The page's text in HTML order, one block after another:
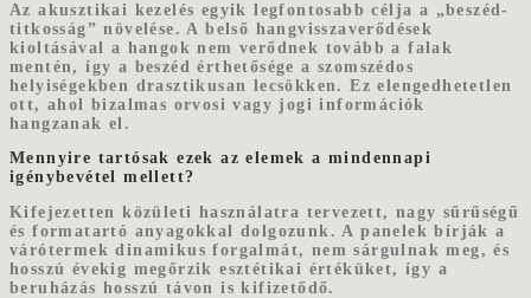
Az akusztikai kezelés egyik legfontosabb célja a „beszéd-
titkosság” növelése. A belső hangvisszaverődések
kioltásával a hangok nem verődnek tovább a falak
mentén, így a beszéd érthetősége a szomszédos
helyiségekben drasztikusan lecsökken. Ez elengedhetetlen
ott, ahol bizalmas orvosi vagy jogi információk
hangzanak el.
Mennyire tartósak ezek az elemek a mindennapi
igénybevétel mellett?
Kifejezetten közületi használatra tervezett, nagy sűrűségű
és formatartó anyagokkal dolgozunk. A panelek bírják a
várótermek dinamikus forgalmát, nem sárgulnak meg, és
hosszú évekig megőrzik esztétikai értéküket, így a
beruházás hosszú távon is kifizetődő.